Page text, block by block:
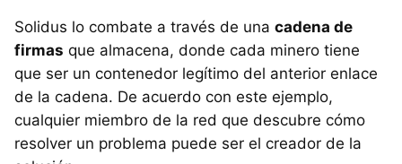
Solidus lo combate a través de una cadena de
firmas que almacena, donde cada minero tiene
que ser un contenedor legítimo del anterior enlace
de la cadena. De acuerdo con este ejemplo,
cualquier miembro de la red que descubre cómo
resolver un problema puede ser el creador de la